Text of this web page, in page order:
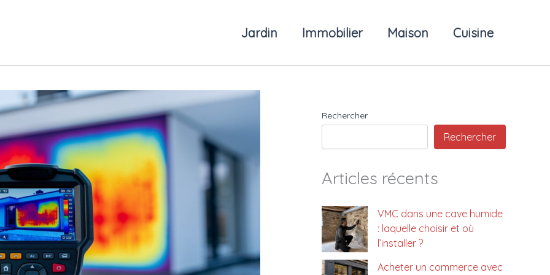
Jardin Immobilier Maison Cuisine
Rechercher
Rechercher
Articles récents
VMC dans une cave humide
: laquelle choisir et où
l’installer ?
Acheter un commerce avec